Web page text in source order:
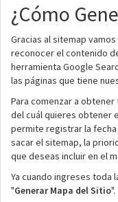
¿Cómo
Gracias al sitemap
reconocer el contenido
herramienta Google
las páginas que tiene
Para comenzar a
del cuál quieres obtener
permite registrar la
sacar el sitemap, la
que deseas incluir en el
Ya cuando ingreses toda
"Generar Mapa del Sitio".